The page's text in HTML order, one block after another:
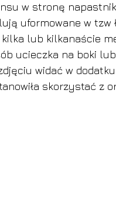
w stronę
uformowane w tzw
lub kilkanaście
ucieczka na boki
widać w
skorzystać z